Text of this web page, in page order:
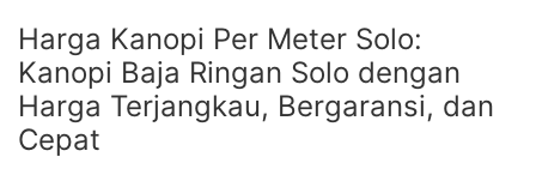
Harga Kanopi Per Meter Solo:
Kanopi Baja Ringan Solo dengan
Harga Terjangkau, Bergaransi, dan
Cepat